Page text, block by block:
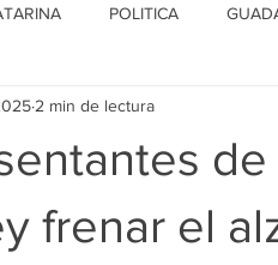
POLITICA
SAN NICOLAS
frenar el
2 min de lectura